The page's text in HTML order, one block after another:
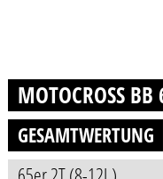
MOTOCROSS
GESAMTWERTUNG